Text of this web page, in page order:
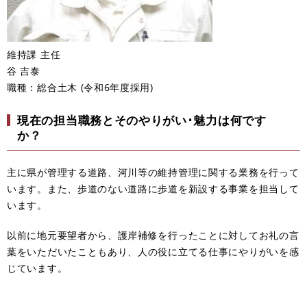
維持課 主任
谷 吉泰
職種：総合土木 (令和6年度採用)
現在の担当職務とそのやりがい･魅力は何です
か？
主に県が管理する道路、河川等の維持管理に関する業務を行って
います。また、歩道のない道路に歩道を新設する事業を担当して
います。
以前に地元要望者から、護岸補修を行ったことに対してお礼の言
葉をいただいたこともあり、人の役に立てる仕事にやりがいを感
じています。